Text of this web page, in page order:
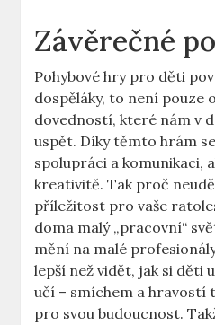
Závěrečné
Pohybové hry pro děti
dospěláky, to není pouze
dovedností, které nám v
uspět. Díky těmto hrám
spolupráci a komunikaci,
kreativitě. Tak proč
příležitost pro vaše
doma malý „pracovní“
mění na malé
lepší než vidět, jak si děti
učí – smíchem a hravostí
pro svou budoucnost.